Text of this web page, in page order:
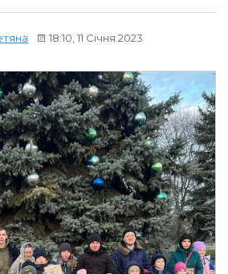
18:10, 11 Січня 2023